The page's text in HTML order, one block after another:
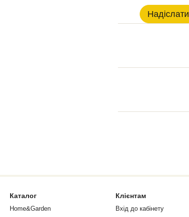
Надіслати
Каталог
Home&Garden
Клієнтам
Вхід до кабінету